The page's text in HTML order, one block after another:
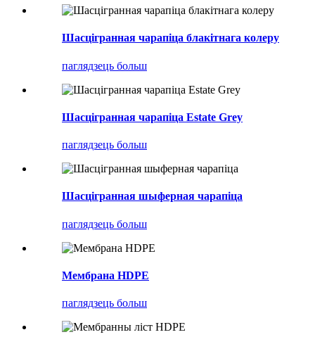
Шасцігранная чарапіца блакітнага колеру
паглядзець больш
Шасцігранная чарапіца Estate Grey
паглядзець больш
Шасцігранная шыферная чарапіца
паглядзець больш
Мембрана HDPE
паглядзець больш